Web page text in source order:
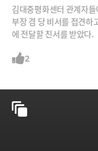
김대중평화센터 관계자
부장 겸 당 비서를 접견하
에 전달할 친서를 받았다. 친서에는 지난 16일 김정일 국방위원장의 3주
따뜻할 때 방북하시길 바
2